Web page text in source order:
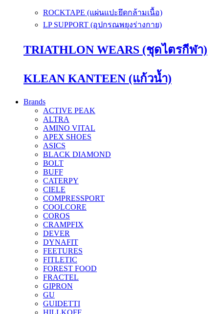
ROCKTAPE (แผ่นแปะยึดกล้ามเนื้อ)
LP SUPPORT (อุปกรณพยุงร่างกาย)
TRIATHLON WEARS (ชุดไตรกีฬา)
KLEAN KANTEEN (แก้วน้ำ)
Brands
ACTIVE PEAK
ALTRA
AMINO VITAL
APEX SHOES
ASICS
BLACK DIAMOND
BOLT
BUFF
CATERPY
CIELE
COMPRESSPORT
COOLCORE
COROS
CRAMPFIX
DEVER
DYNAFIT
FEETURES
FITLETIC
FOREST FOOD
FRACTEL
GIPRON
GU
GUIDETTI